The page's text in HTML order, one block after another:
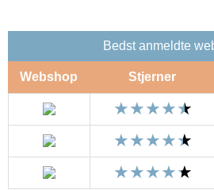
Bedst anmeldte
Webshop Stjerner